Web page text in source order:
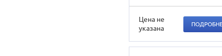
Цена не
указана